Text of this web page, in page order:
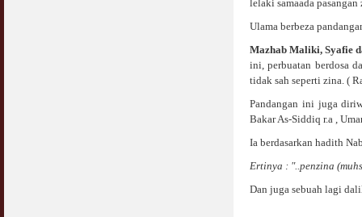
lelaki samaada
Ulama berbeza
Mazhab Maliki, Syafie
ini, perbuatan berdosa
tidak sah seperti zina. (
Pandangan ini juga
Bakar As-Siddiq r.a ,
Ia berdasarkan hadith
Ertinya : "..penzina
Dan juga sebuah lagi